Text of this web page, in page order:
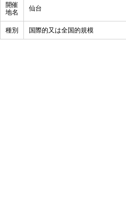
開催
地名
仙台
種別 国際的又は全国的規模